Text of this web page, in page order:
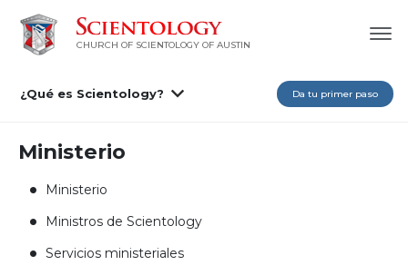
CHURCH OF SCIENTOLOGY OF AUSTIN
¿Qué es Scientology? Da tu primer paso
Ministerio
Ministerio
Ministros de Scientology
Servicios ministeriales